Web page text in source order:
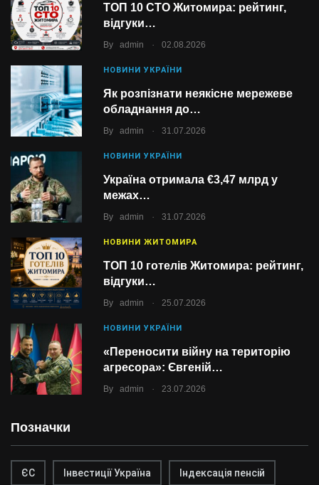
ТОП 10 СТО Житомира: рейтинг,
відгуки…
By admin . 02.08.2026
НОВИНИ УКРАЇНИ
Як розпізнати неякісне мережеве
обладнання до…
By admin . 31.07.2026
НОВИНИ УКРАЇНИ
Україна отримала €3,47 млрд у
межах…
By admin . 31.07.2026
НОВИНИ ЖИТОМИРА
ТОП 10 готелів Житомира: рейтинг,
відгуки…
By admin . 25.07.2026
НОВИНИ УКРАЇНИ
«Переносити війну на територію
агресора»: Євгеній…
By admin . 23.07.2026
Позначки
ЄС Інвестиції Україна Індексація пенсій